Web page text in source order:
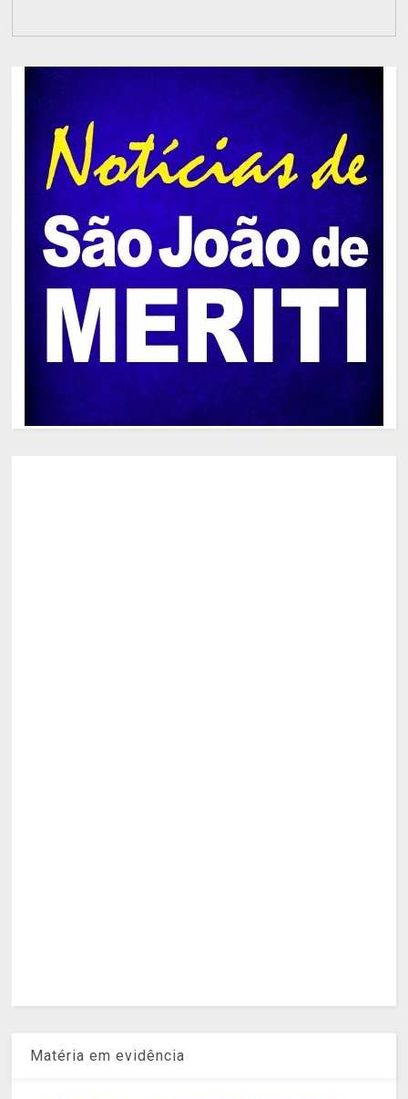
Matéria em evidência